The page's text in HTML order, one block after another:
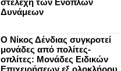
στελέχη των Ενόπλων
Δυνάμεων
Ο Νίκος Δένδιας συγκροτεί
μονάδες από πολίτες-
οπλίτες: Μονάδες Ειδικών
Επιχειρήσεων εξ ολοκλήρου